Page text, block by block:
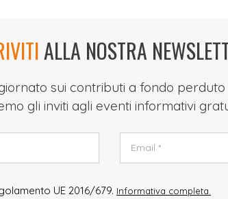
ALLA NOSTRA
sui contributi a fondo perduto
gli inviti agli eventi informativi
UE 2016/679. Informativa completa.